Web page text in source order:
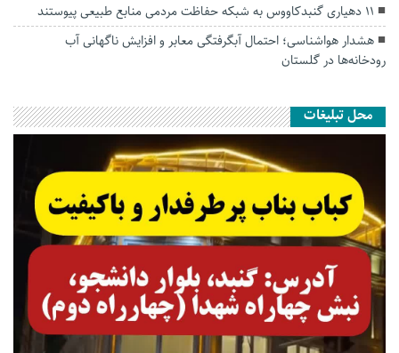
۱۱ دهیاری گنبدکاووس به شبکه حفاظت مردمی منابع طبیعی پیوستند
هشدار هواشناسی؛ احتمال آبگرفتگی معابر و افزایش ناگهانی آب
رودخانه‌ها در گلستان
محل تبلیغات